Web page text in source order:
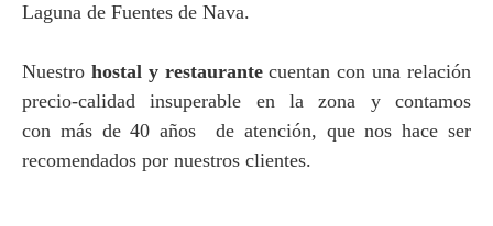
Laguna de Fuentes de Nava.
Nuestro hostal y restaurantecuentan con una relación
precio-calidad insuperable en la zona y contamos
con más de 40 años de atención, que nos hace ser
recomendados por nuestros clientes.